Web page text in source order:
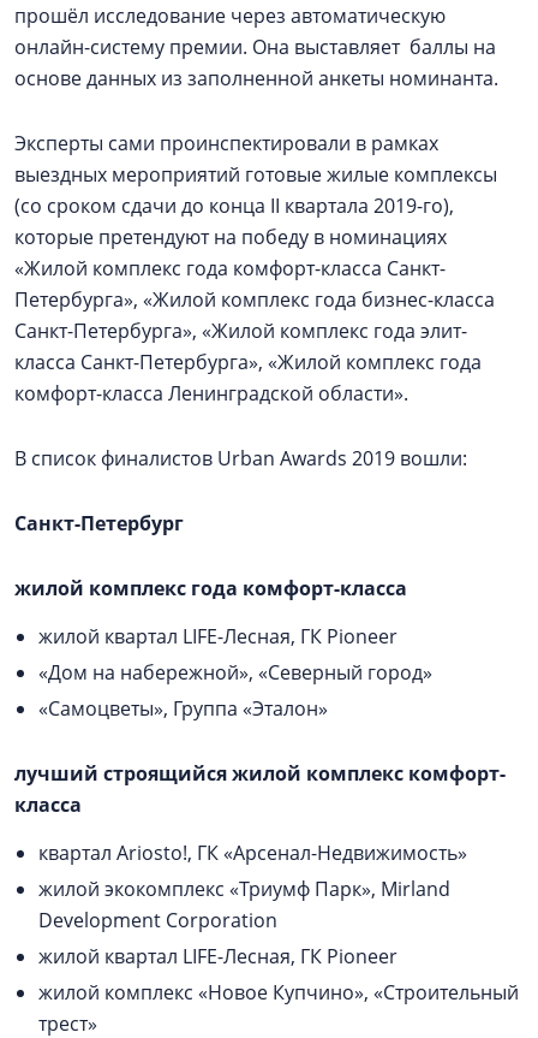
прошёл исследование через автоматическую
онлайн-систему премии. Она выставляет баллы на
основе данных из заполненной анкеты номинанта.
Эксперты сами проинспектировали в рамках
выездных мероприятий готовые жилые комплексы
(со сроком сдачи до конца II квартала 2019-го),
которые претендуют на победу в номинациях
«Жилой комплекс года комфорт-класса Санкт-
Петербурга», «Жилой комплекс года бизнес-класса
Санкт-Петербурга», «Жилой комплекс года элит-
класса Санкт-Петербурга», «Жилой комплекс года
комфорт-класса Ленинградской области».
В список финалистов Urban Awards 2019 вошли:
Санкт-Петербург
жилой комплекс года комфорт-класса
жилой квартал LIFE-Лесная, ГК Pioneer
«Дом на набережной», «Северный город»
«Самоцветы», Группа «Эталон»
лучший строящийся жилой комплекс комфорт-
класса
квартал Ariosto!, ГК «Арсенал-Недвижимость»
жилой экокомплекс «Триумф Парк», Mirland
Development Corporation
жилой квартал LIFE-Лесная, ГК Pioneer
жилой комплекс «Новое Купчино», «Строительный
трест»